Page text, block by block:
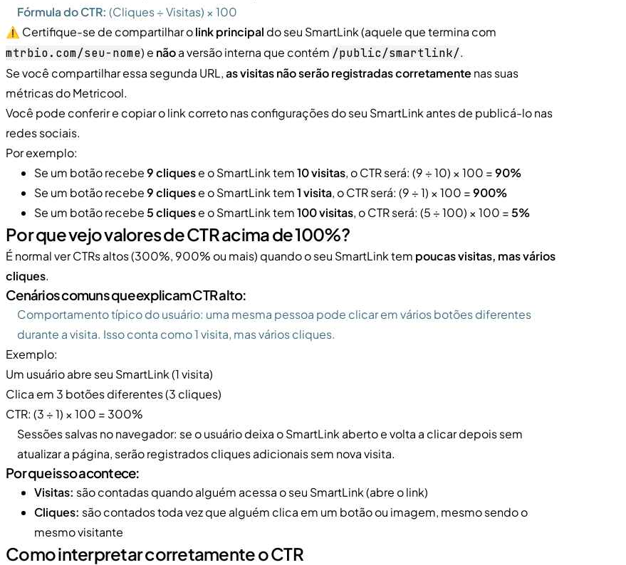
Fórmula do CTR: (Cliques ÷ Visitas) × 100
⚠️ Certifique-se de compartilhar olink principal do seu SmartLink (aquele que termina com
mtrbio.com/seu-nome) e nãoa versão interna que contém /public/smartlink/.
Se você compartilhar essa segunda URL,as visitas não serão registradas corretamente nas suas
métricas do Metricool.
Você pode conferir e copiar o link correto nas configurações do seu SmartLink antes de publicá-lo nas
redes sociais.
Por exemplo:
Se um botão recebe9 cliquese o SmartLink tem10 visitas, o CTR será: (9 ÷ 10) × 100 =90%
Se um botão recebe9 cliquese o SmartLink tem1 visita, o CTR será: (9 ÷ 1) × 100 =900%
Se um botão recebe5 cliquese o SmartLink tem100 visitas, o CTR será: (5 ÷ 100) × 100 =5%
Por que vejo valores de CTR acima de 100%?
É normal ver CTRs altos (300%, 900% ou mais) quando o seu SmartLink tem poucas visitas, mas vários
cliques.
Cenários comuns que explicam CTR alto:
Comportamento típico do usuário: uma mesma pessoa pode clicar em vários botões diferentes
durante a visita. Isso conta como 1 visita, mas vários cliques.
Exemplo:
Um usuário abre seu SmartLink (1 visita)
Clica em 3 botões diferentes (3 cliques)
CTR: (3 ÷ 1) × 100 = 300%
Sessões salvas no navegador: se o usuário deixa o SmartLink aberto e volta a clicar depois sem
atualizar a página, serão registrados cliques adicionais sem nova visita.
Por que isso acontece:
Visitas: são contadas quando alguém acessa o seu SmartLink (abre o link)
Cliques: são contados toda vez que alguém clica em um botão ou imagem, mesmo sendo o
mesmo visitante
Como interpretar corretamente o CTR